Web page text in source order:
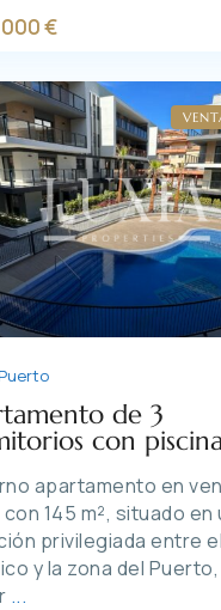
€
Puerto
de 3
con
apartamento en
145 m², situado en
privilegiada entre
y la zona del
...